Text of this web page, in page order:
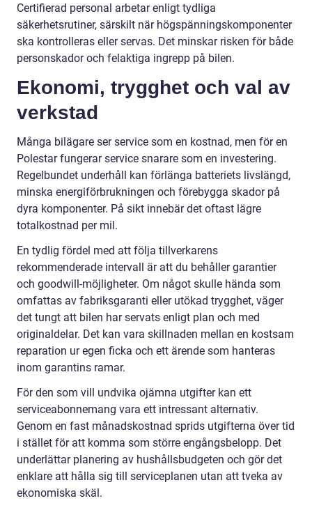
Certifierad personal arbetar enligt tydliga
säkerhetsrutiner, särskilt när högspänningskomponenter
ska kontrolleras eller servas. Det minskar risken för både
personskador och felaktiga ingrepp på bilen.
Ekonomi, trygghet och val av
verkstad
Många bilägare ser service som en kostnad, men för en
Polestar fungerar service snarare som en investering.
Regelbundet underhåll kan förlänga batteriets livslängd,
minska energiförbrukningen och förebygga skador på
dyra komponenter. På sikt innebär det oftast lägre
totalkostnad per mil.
En tydlig fördel med att följa tillverkarens
rekommenderade intervall är att du behåller garantier
och goodwill-möjligheter. Om något skulle hända som
omfattas av fabriksgaranti eller utökad trygghet, väger
det tungt att bilen har servats enligt plan och med
originaldelar. Det kan vara skillnaden mellan en kostsam
reparation ur egen ficka och ett ärende som hanteras
inom garantins ramar.
För den som vill undvika ojämna utgifter kan ett
serviceabonnemang vara ett intressant alternativ.
Genom en fast månadskostnad sprids utgifterna över tid
i stället för att komma som större engångsbelopp. Det
underlättar planering av hushållsbudgeten och gör det
enklare att hålla sig till serviceplanen utan att tveka av
ekonomiska skäl.